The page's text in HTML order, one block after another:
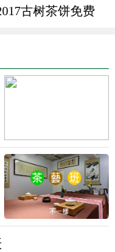
大茶類裏“居住地”最單
眉、壽眉、新工藝白
化、抗腫瘤，降血壓、
又比白茶中的其他茶品來
強。
古树茶饼免费